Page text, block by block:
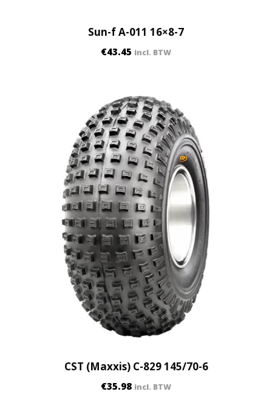
Sun-f A-011 16×8-7
€43.45 incl. BTW
CST (Maxxis) C-829 145/70-6
€35.98 incl. BTW